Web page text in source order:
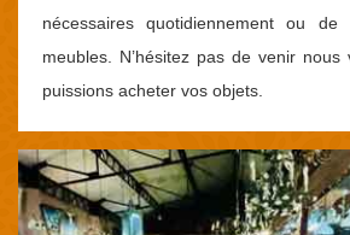
nécessaires quotidiennement ou de
meubles. N’hésitez pas de venir
puissions acheter vos objets.